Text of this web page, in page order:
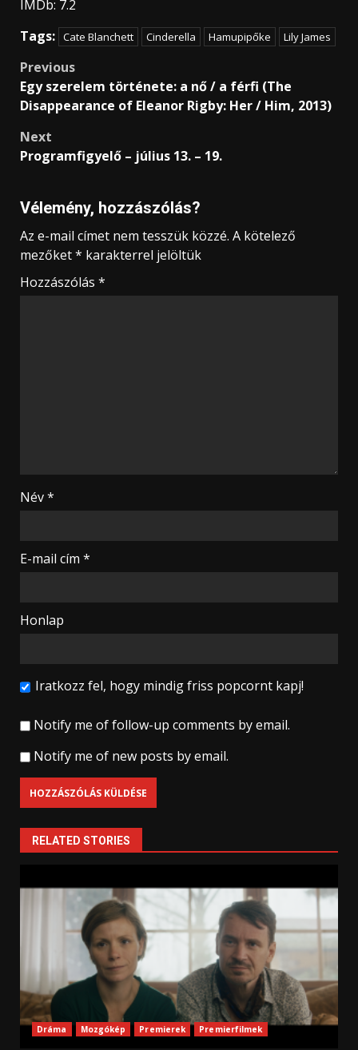
IMDb: 7.2
Tags: Cate Blanchett Cinderella Hamupipőke Lily James
Post
navigation
Previous
Egy szerelem története: a nő / a férfi (The
Disappearance of Eleanor Rigby: Her / Him, 2013)
Next
Programfigyelő – július 13. – 19.
Vélemény, hozzászólás?
Az e-mail címet nem tesszük közzé. A kötelező
mezőket* karakterrel jelöltük
Hozzászólás *
Név*
E-mail cím *
Honlap
Iratkozz fel, hogy mindig friss popcornt kapj!
Notify me of follow-up comments by email.
Notify me of new posts by email.
RELATED STORIES
Dráma Mozgókép Premierek Premierfilmek